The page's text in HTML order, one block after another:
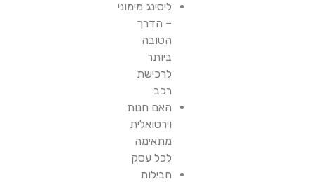
ליסינג מימוני
– הדרך
הטובה
ביותר
לרכישת
רכב
האם חנות
וירטואלית
מתאימה
לכל עסק
חבילות